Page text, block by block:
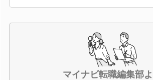
マイナビ転職編集部よ